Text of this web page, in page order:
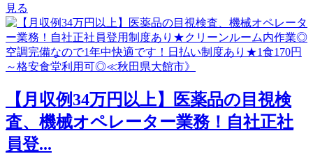
見る
【月収例34万円以上】医薬品の目視検
査、機械オペレーター業務！自社正社
員登...